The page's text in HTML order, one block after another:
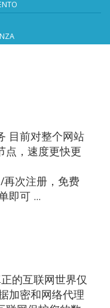
目前对整个网站
点，速度更快更
次注册，免费
即可 ...
的互联网世界仅
加密和网络代理